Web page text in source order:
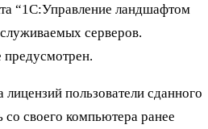
“1С:Управление ландшафтом
серверов.
предусмотрен.
пользователи сданного
со своего компьютера ранее